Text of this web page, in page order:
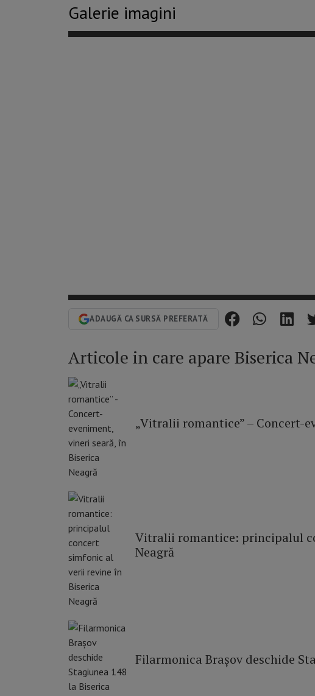
Galerie imagini
ADAUGĂ CA SURSĂ PREFERATĂ
Articole in care apare Biserica
„Vitralii romantice” – Concert-
Vitralii romantice: principalul
Neagră
Filarmonica Brașov deschide